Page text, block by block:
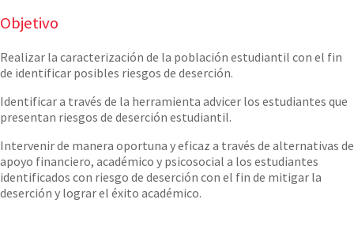
Objetivo
Realizar la caracterización de la población estudiantil con el fin
de identificar posibles riesgos de deserción.
Identificar a través de la herramienta advicer los estudiantes que
presentan riesgos de deserción estudiantil.
Intervenir de manera oportuna y eficaz a través de alternativas de
apoyo financiero, académico y psicosocial a los estudiantes
identificados con riesgo de deserción con el fin de mitigar la
deserción y lograr el éxito académico.